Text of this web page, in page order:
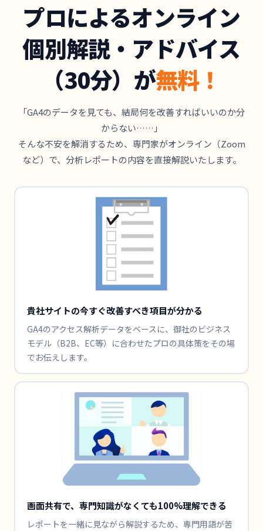
プロによるオンライン
個別解説・アドバイス
（30分）が無料！
「GA4のデータを見ても、結局何を改善すればいいのか分
からない……」
そんな不安を解消するため、専門家がオンライン（Zoom
など）で、分析レポートの内容を直接解説いたします。
貴社サイトの今すぐ改善すべき項目が分かる
GA4のアクセス解析データをベースに、御社のビジネス
モデル（B2B、EC等）に合わせたプロの具体策をその場
でお伝えします。
画面共有で、専門知識がなくても100%理解できる
レポートを一緒に見ながら解説するため、専門用語が苦